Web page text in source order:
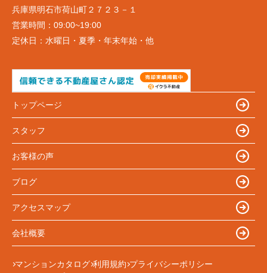
兵庫県明石市荷山町２７２３－１
営業時間： 09:00~19:00
定休日： 水曜日・夏季・年末年始・他
トップページ
スタッフ
お客様の声
ブログ
アクセスマップ
会社概要
マンションカタログ 利用規約 プライバシーポリシー